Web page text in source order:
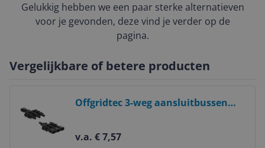
Gelukkig hebben we een paar sterke alternatieven
voor je gevonden, deze vind je verder op de
pagina.
Vergelijkbare of betere producten
Offgridtec 3-weg aansluitbussen
v.a. € 7,57